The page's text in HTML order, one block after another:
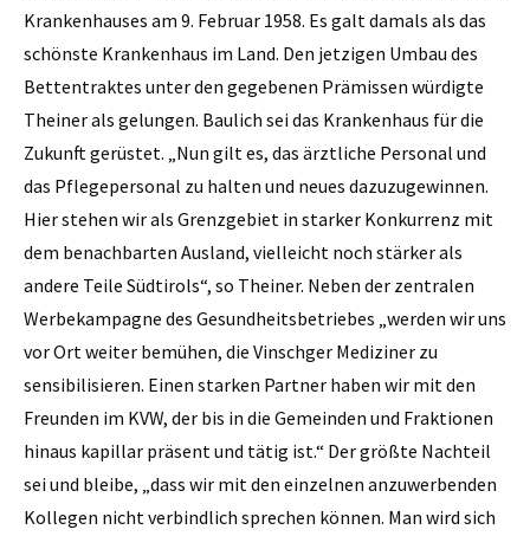
Krankenhauses am 9. Februar 1958. Es galt damals als das
schönste Krankenhaus im Land. Den jetzigen Umbau des
Bettentraktes unter den gegebenen Prämissen würdigte
Theiner als gelungen. Baulich sei das Krankenhaus für die
Zukunft gerüstet. „Nun gilt es, das ärztliche Personal und
das Pflegepersonal zu halten und neues dazuzugewinnen.
Hier stehen wir als Grenzgebiet in starker Konkurrenz mit
dem benachbarten Ausland, vielleicht noch stärker als
andere Teile Südtirols“, so Theiner. Neben der zentralen
Werbekampagne des Gesundheitsbetriebes „werden wir uns
vor Ort weiter bemühen, die Vinschger Mediziner zu
sensibilisieren. Einen starken Partner haben wir mit den
Freunden im KVW, der bis in die Gemeinden und Fraktionen
hinaus kapillar präsent und tätig ist.“ Der größte Nachteil
sei und bleibe, „dass wir mit den einzelnen anzuwerbenden
Kollegen nicht verbindlich ­sprechen können. Man wird sich